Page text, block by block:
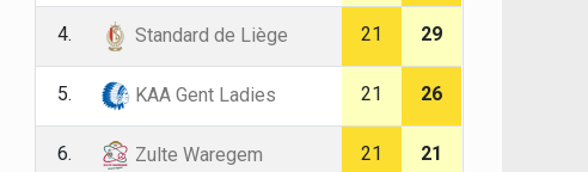
4. Standard de Liège 21 29
5. KAA Gent Ladies 21 26
6. Zulte Waregem 21 21